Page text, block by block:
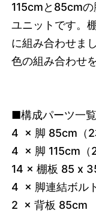
115cmと85cm
ユニットです。
に組み合わせまし
色の組み合わせ
■構成パーツ一覧
4 × 脚 85cm（2
4 × 脚 115cm（2
14 × 棚板 85 x
4 × 脚連結ボル
2 × 背板 85cm